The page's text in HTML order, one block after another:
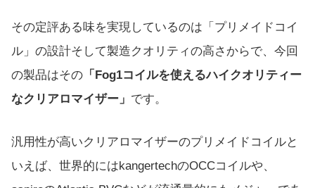
その定評ある味を実現しているのは「プリメイドコイ
ル」の設計そして製造クオリティの高さからで、今回
の製品はその 「Fog1コイルを使えるハイクオリティー
なクリアロマイザー」 です。
汎用性が高いクリアロマイザーのプリメイドコイルと
いえば、世界的にはkangertechのOCCコイルや、